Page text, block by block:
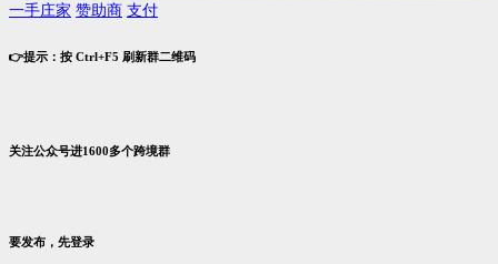
一手庄家 赞助商 支付
👉提示：按 Ctrl+F5 刷新群二维码
关注公众号进1600多个跨境群
要发布，先登录